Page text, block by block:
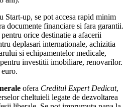
Start-up, se pot accesa rapid minim
documente financiare si fara garantii.
orice destinatie a afacerii
deplasari internationale, achizitia
si echipamentelor medicale,
investitii imobiliare, renovarilor.
ofera Creditul Expert Dedicat,
cheltuieli legate de dezvoltarea